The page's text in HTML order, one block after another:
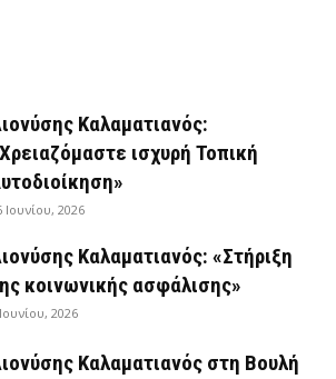
Καλαματιανός:
ισχυρή Τοπική
Ιουνίου, 2026
Καλαματιανός: «Στήριξη
κοινωνικής ασφάλισης»
2026
Καλαματιανός στη Βουλή